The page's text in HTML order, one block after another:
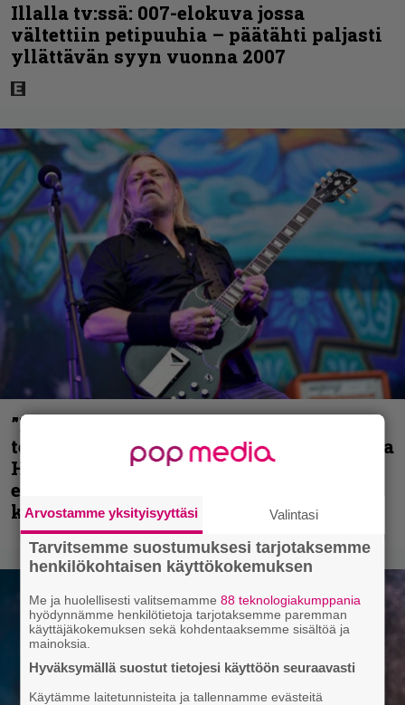
Illalla tv:ssä: 007-elokuva jossa
vältettiin petipuuhia – päätähti paljasti
yllättävän syyn vuonna 2007
”Metallica on tiukempi kuin koskaan ja
te haluatte jonkun nulikan yrittävän olla
Hetfield?” – Pepper Keenan muisteli
ensimmäistä koesoittoaan hevijätin
kanssa
Arvostamme yksityisyyttäsi Valintasi
Tarvitsemme suostumuksesi tarjotaksemme
henkilökohtaisen käyttökokemuksen
Me ja huolellisesti valitsemamme88 teknologiakumppania
hyödynnämme henkilötietoja tarjotaksemme paremman
käyttäjäkokemuksen sekä kohdentaaksemme sisältöä ja
mainoksia.
Hyväksymällä suostut tietojesi käyttöön seuraavasti
Käytämme laitetunnisteita ja tallennamme evästeitä